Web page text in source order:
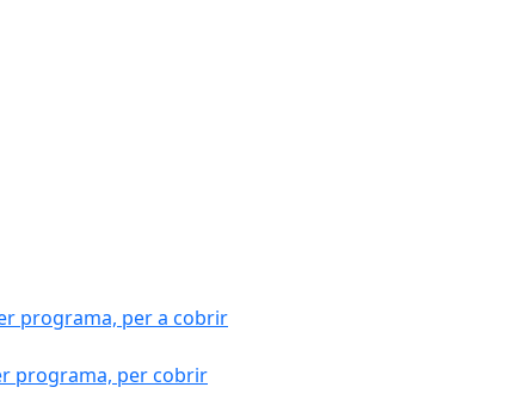
programa, per a cobrir
programa, per cobrir